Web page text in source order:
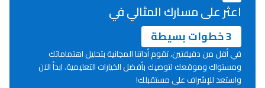
اعثر على مسارك المثالي في
3 خطوات بسيطة
في أقل من دقيقتين، تقوم أداتنا المجانية بتحليل اهتماماتك
ومستواك وموقعك لتوصيك بأفضل الخيارات التعليمية. ابدأ الآن
واستعد للإشراف على مستقبلك!